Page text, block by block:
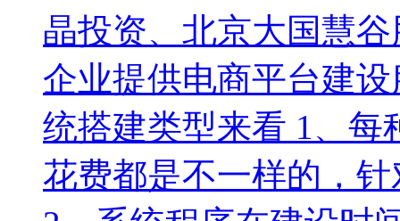
晶投资、北京大国慧
企业提供电商平台建
统搭建类型来看 1、每
花费都是不一样的，